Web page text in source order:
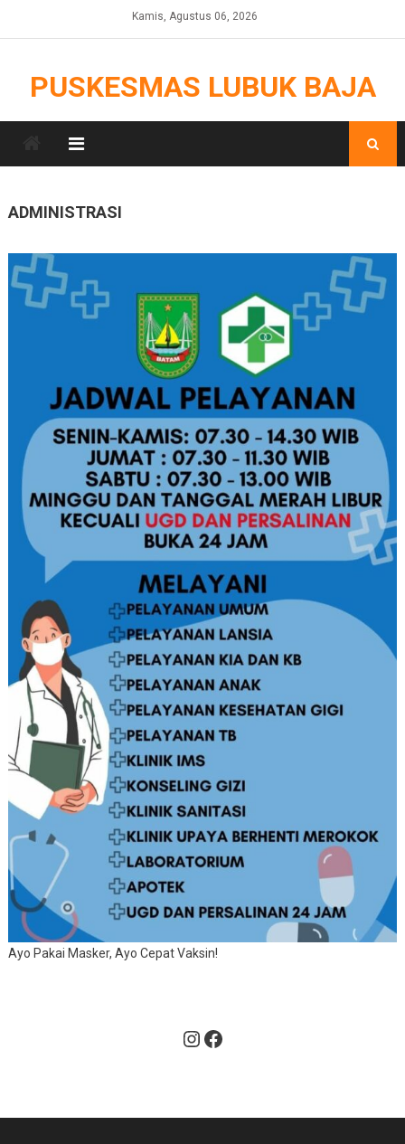
Kamis, Agustus 06, 2026
PUSKESMAS LUBUK BAJA
ADMINISTRASI
Ayo Pakai Masker, Ayo Cepat Vaksin!
Instagram
Facebook